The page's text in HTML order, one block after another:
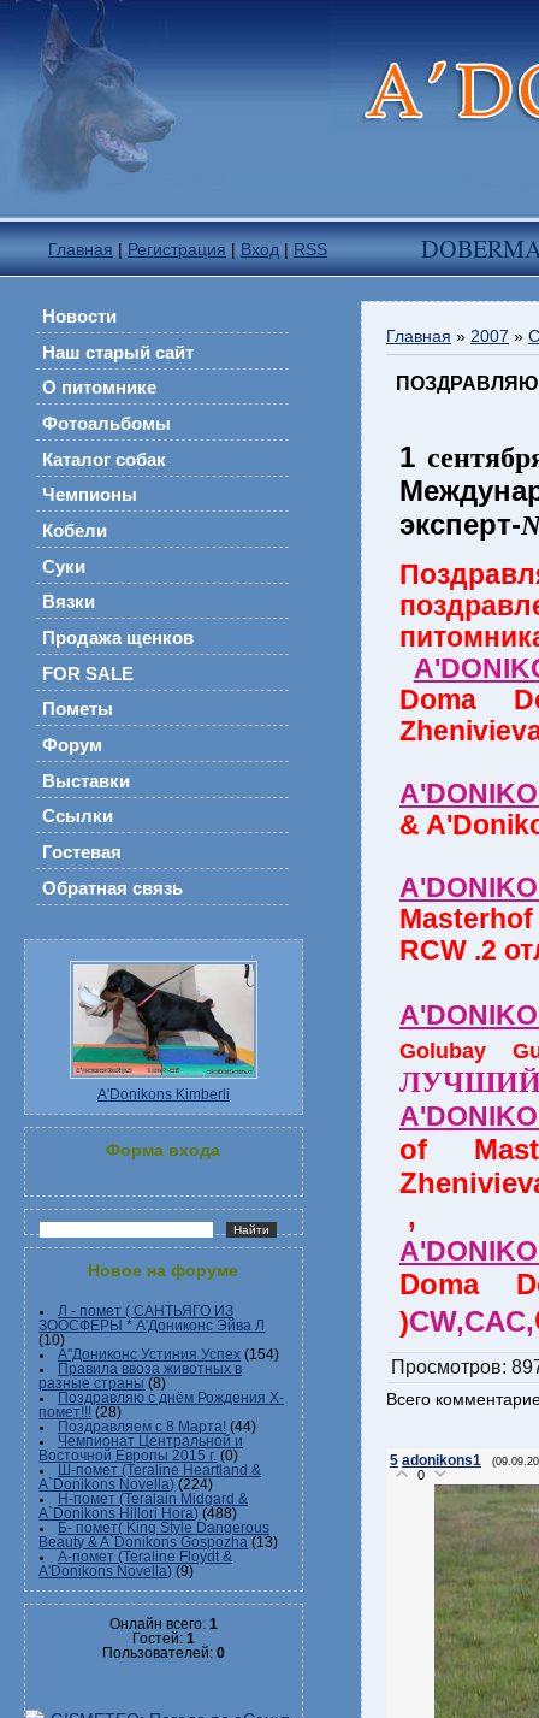
Главная | Регистрация | Вход | RSS
Новости
Наш старый сайт
О питомнике
Фотоальбомы
Каталог собак
Чемпионы
Кобели
Суки
Вязки
Продажа щенков
FOR SALE
Пометы
Форум
Выставки
Ссылки
Гостевая
Обратная связь
A'Donikons Kimberli
Форма входа
Новое на форуме
Л - помет ( САНТЬЯГО ИЗ
ЗООСФЕРЫ * А'Дониконс Эйва Л
(10)
А"Дониконс Устиния Успех (154)
Правила ввоза животных в
разные страны (8)
Поздравляю с днём Рождения Х-
помет!!! (28)
Поздравляем с 8 Марта! (44)
Чемпионат Центральной и
Восточной Европы 2015 г. (0)
Ш-помет (Teraline Heartland &
A`Donikons Novella) (224)
Н-помет (Teralain Midgard &
A`Donikons Hillori Hora) (488)
Б- помет( King Style Dangerous
Beauty & A`Donikons Gospozha (13)
А-помет (Teraline Floydt &
A'Donikons Novella) (9)
Онлайн всего: 1
Гостей: 1
Пользователей: 0
Главная » 2007 »
1
эксперт-
Doma
&
RCW .2
Golubay
of
,
Doma
)CW,CAC,
Просмотров:
Всего
5 adonikons1
0